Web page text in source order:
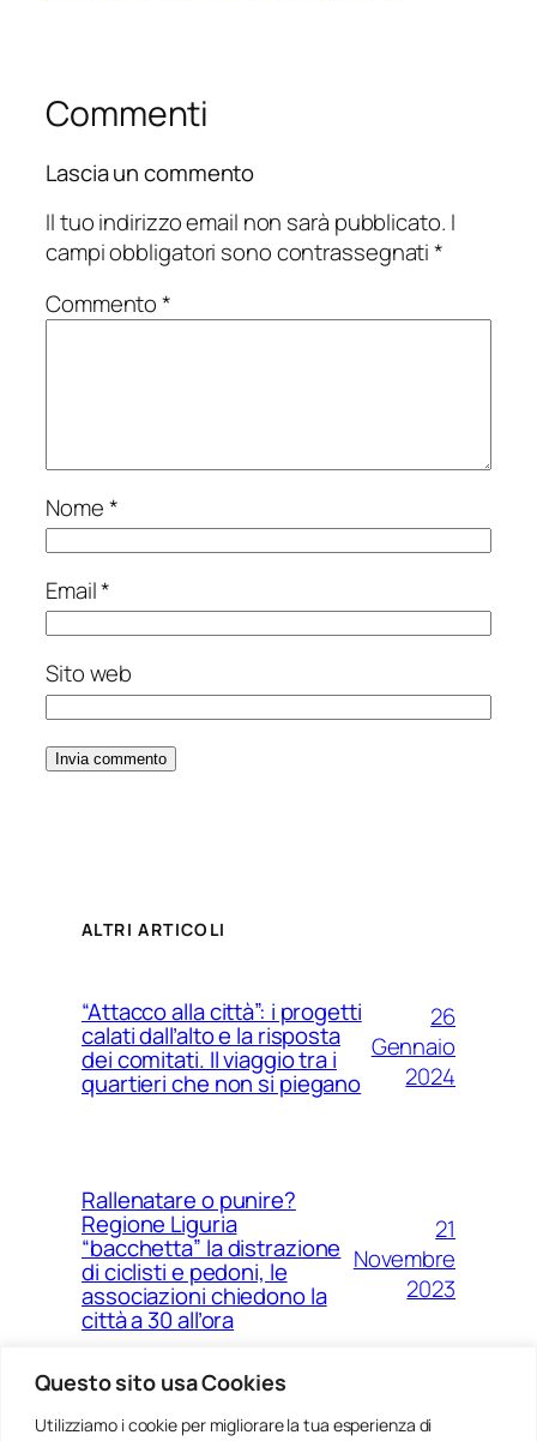
Questo sito usa Cookies
Utilizziamo i cookie per migliorare la tua esperienza di
Commenti
Lascia un commento
Il tuo indirizzo email non sarà pubblicato. I
campi obbligatori sono contrassegnati*
Commento*
Nome*
Email*
Sito web
ALTRI ARTICOLI
“Attacco alla città”: i progetti
calati dall’alto e la risposta
dei comitati. Il viaggio tra i
quartieri che non si piegano
26
Gennaio
2024
Rallenatare o punire?
Regione Liguria
“bacchetta” la distrazione
di ciclisti e pedoni, le
associazioni chiedono la
città a 30 all’ora
21
Novembre
2023